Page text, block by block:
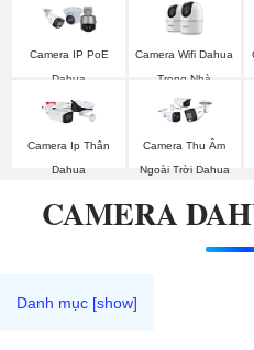
Camera IP PoE
Dahua
Camera Wifi Dahua
Trong Nhà
Camera Ip Thân
Dahua
Camera Thu Âm
Ngoài Trời Dahua
CAMERA